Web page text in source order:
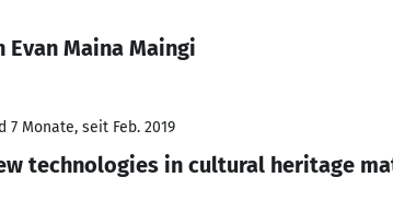
Maina Maingi
7 Monate, seit Feb. 2019
technologies in cultural heritage